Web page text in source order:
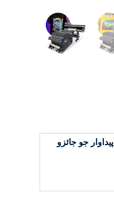
پيداوار جو جائزو